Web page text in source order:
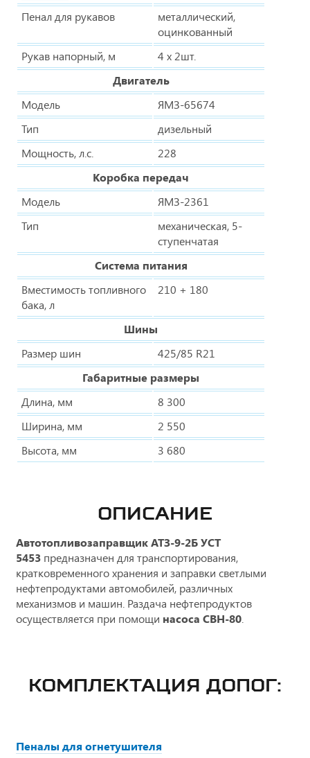
Пенал для рукавов
металлический,
оцинкованный
Рукав напорный, м
4 х 2шт.
Двигатель
Модель
ЯМЗ-65674
Тип
дизельный
Мощность, л.с.
228
Коробка передач
Модель
ЯМЗ-2361
Тип
механическая, 5-
ступенчатая
Система питания
Вместимость топливного
бака, л
210 + 180
Шины
Размер шин
425/85 R21
Габаритные размеры
Длина, мм
8 300
Ширина, мм
2 550
Высота, мм
3 680
ОПИСАНИЕ
Автотопливозаправщик АТЗ-9-2БУСТ
5453 предназначен для транспортирования,
кратковременного хранения и заправки светлыми
нефтепродуктами автомобилей, различных
механизмов и машин. Раздача нефтепродуктов
осуществляется при помощи насоса СВН-80
КОМПЛЕКТАЦИЯ ДОПОГ:
Пеналы для огнетушителя